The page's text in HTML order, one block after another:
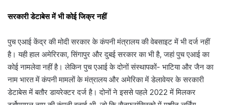
सरकारी डेटाबेस में भी कोई जिक्र नहीं
पुच एआई केंद्र की मोदी सरकार के कंपनी मंत्रालय की वेबसाइट में भी दर्ज नहीं
है। यही हाल अमेरिरका, सिंगापुर और दुबई सरकार का भी है, जहां पुच एआई का
कोई नामलेवा नहीं है। लेकिन पुच एआई के दोनों संस्थापकों- भाटिया और जैन का
नाम भारत में कंपनी मामलों के मंत्रालय और अमेरिका में डेलावेयर के सरकारी
डेटाबेस में बतौर डायरेक्टर दर्ज है। दोनों ने इससे पहले 2022 में मिलकर